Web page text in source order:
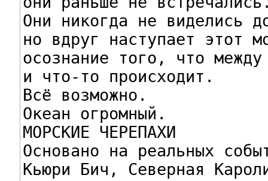
Они никогда не виделись
но вдруг наступает этот
осознание того, что
и что-то происходит.
Всё возможно.
Океан огромный.
МОРСКИЕ ЧЕРЕПАХИ
Основано на реальных
Кьюри Бич, Северная